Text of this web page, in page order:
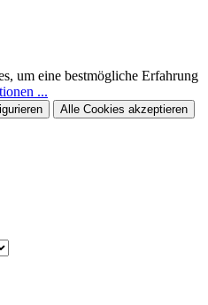
um eine bestmögliche Erfahrung
...
Alle Cookies akzeptieren